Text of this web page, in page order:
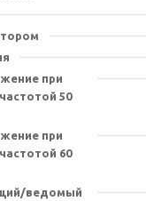
при
50
при
60
ведомый